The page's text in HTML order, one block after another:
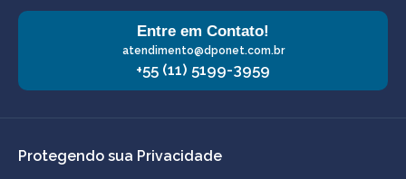
Entre em Contato!
atendimento@dponet.com.br
+55 (11) 5199-3959
Protegendo sua Privacidade